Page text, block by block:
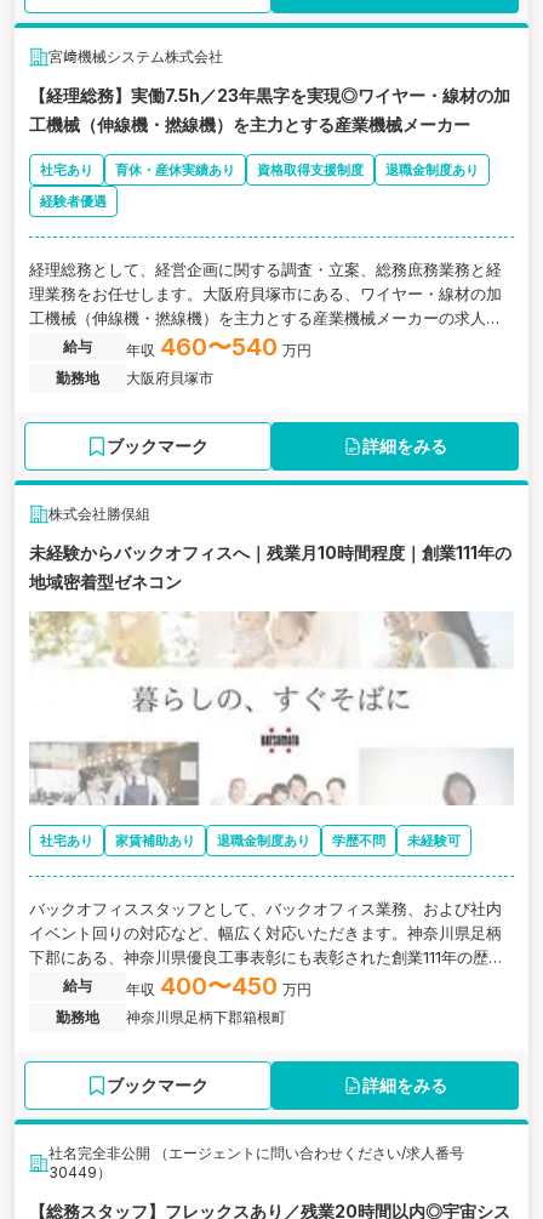
宮﨑機械システム株式会社
【経理総務】実働7.5h／23年黒字を実現◎ワイヤー・線材の加
工機械（伸線機・撚線機）を主力とする産業機械メーカー
社宅あり 育休・産休実績あり 資格取得支援制度
退職金制度あり
経験者優遇
経理総務として、経営企画に関する調査・立案、総務庶務業務と経
理業務をお任せします。大阪府貝塚市にある、ワイヤー・線材の加
工機械（伸線機・撚線機）を主力とする産業機械メーカーの求人で
給与 年収 460〜540 万円
勤務地
大阪府貝塚市
ブックマーク 詳細をみる
株式会社勝俣組
未経験からバックオフィスへ｜残業月10時間程度｜創業111年の
地域密着型ゼネコン
社宅あり 家賃補助あり 退職金制度あり 学歴不問 未経験可
バックオフィススタッフとして、バックオフィス業務、および社内
イベント回りの対応など、幅広く対応いただきます。神奈川県足柄
下郡にある、神奈川県優良工事表彰にも表彰された創業111年の歴史
ある地域密着型ゼネコンの求人です。
給与 年収 400〜450 万円
勤務地
神奈川県足柄下郡箱根町
ブックマーク 詳細をみる
社名完全非公開 （エージェントに問い合わせください/求人番号
30449）
【総務スタッフ】フレックスあり／残業20時間以内◎宇宙シス